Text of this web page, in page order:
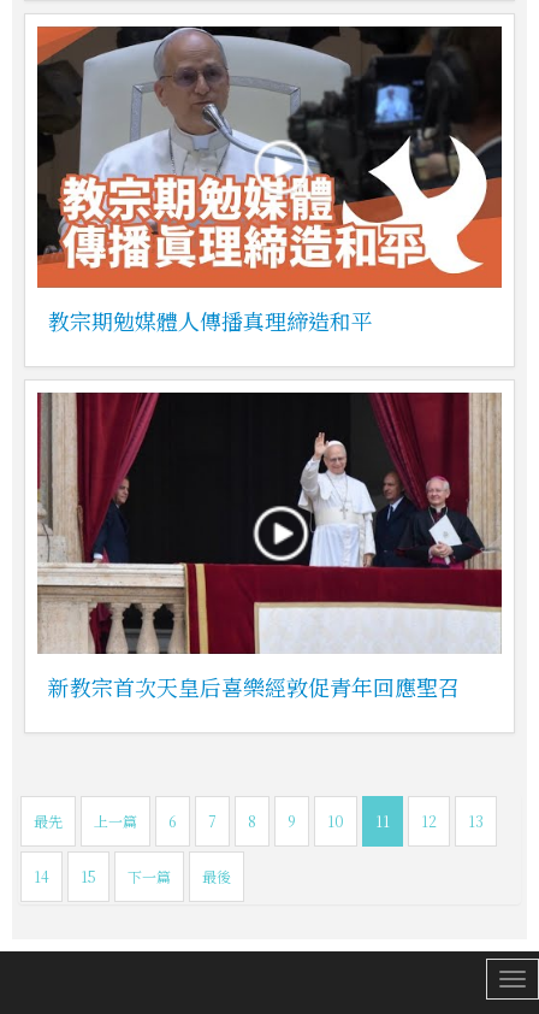
教宗期勉媒體人傳播真理締造和平
新教宗首次天皇后喜樂經敦促青年回應聖召
最先 上一篇 6 7 8 9 10 11 12 13
14 15 下一篇 最後